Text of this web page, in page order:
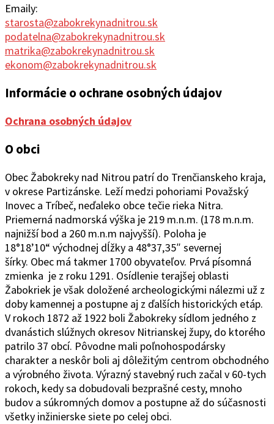
Emaily:
starosta@zabokrekynadnitrou.sk
podatelna@zabokrekynadnitrou.sk
matrika@zabokrekynadnitrou.sk
ekonom@zabokrekynadnitrou.sk
Informácie o ochrane osobných údajov
Ochrana osobných údajov
O obci
Obec Žabokreky nad Nitrou patrí do Trenčianskeho kraja,
v okrese Partizánske. Leží medzi pohoriami Považský
Inovec a Tríbeč, neďaleko obce tečie rieka Nitra.
Priemerná nadmorská výška je 219 m.n.m. (178 m.n.m.
najnižší bod a 260 m.n.m najvyšší). Poloha je
18°18’10“ východnej dĺžky a 48°37‚35″ severnej
šírky. Obec má takmer 1700 obyvateľov. Prvá písomná
zmienka je z roku 1291. Osídlenie terajšej oblasti
Žabokriek je však doložené archeologickými nálezmi už z
doby kamennej a postupne aj z ďalších historických etáp.
V rokoch 1872 až 1922 boli Žabokreky sídlom jedného z
dvanástich slúžnych okresov Nitrianskej župy, do ktorého
patrilo 37 obcí. Pôvodne mali poľnohospodársky
charakter a neskôr boli aj dôležitým centrom obchodného
a výrobného života. Výrazný stavebný ruch začal v 60-tych
rokoch, kedy sa dobudovali bezprašné cesty, mnoho
budov a súkromných domov a postupne až do súčasnosti
všetky inžinierske siete po celej obci.